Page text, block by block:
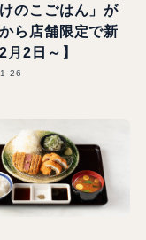
のこごはん」が
ら店舗限定で新
月2日～】
26